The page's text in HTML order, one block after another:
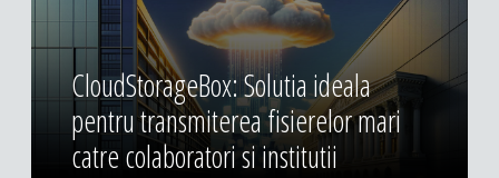
CloudStorageBox: Solutia ideala
pentru transmiterea fisierelor mari
catre colaboratori si institutii